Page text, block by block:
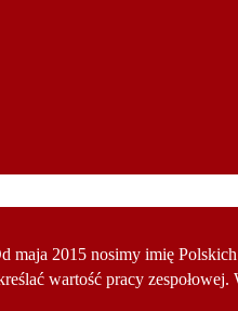
maja 2015 nosimy imię
wartość pracy zespołowej.